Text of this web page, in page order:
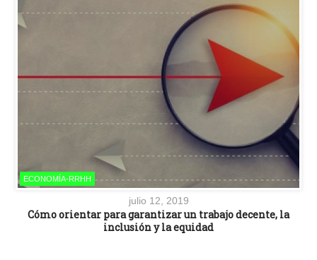
ECONOMÍA-RRHH
julio 12, 2019
Cómo orientar para garantizar un trabajo decente, la
inclusión y la equidad